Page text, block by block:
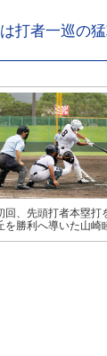
打者一巡の
回、先頭打者本塁打
を勝利へ導いた山崎